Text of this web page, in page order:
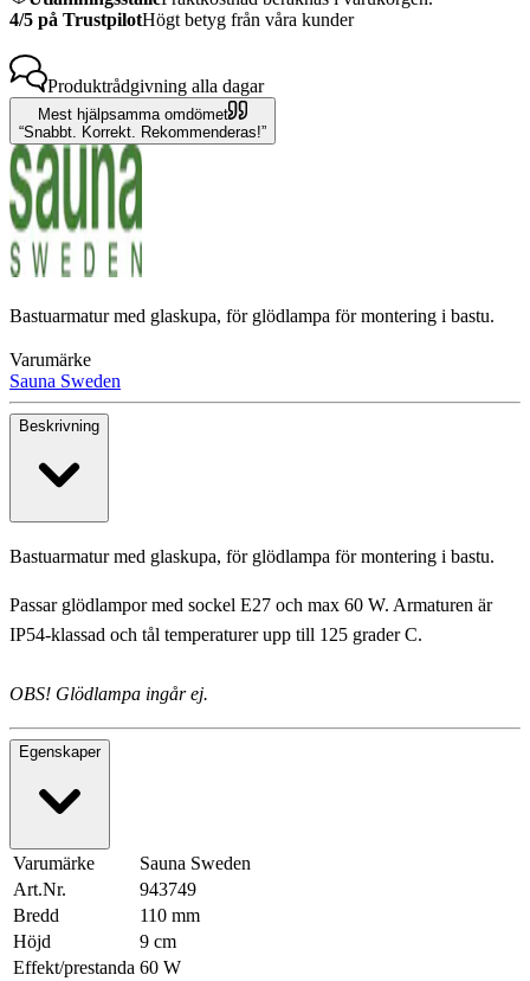
4/5 på TrustpilotHögt betyg från våra kunder
Produktrådgivning alla dagar
Mest hjälpsamma omdömet
Snabbt. Korrekt. Rekommenderas!
Bastuarmatur med glaskupa, för glödlampa för montering i bastu.
Varumärke
Sauna Sweden
Beskrivning
Bastuarmatur med glaskupa, för glödlampa för montering i bastu.
Passar glödlampor med sockel E27 och max 60 W. Armaturen är
IP54-klassad och tål temperaturer upp till 125 grader C.
OBS! Glödlampa ingår ej.
Egenskaper
Varumärke
Sauna Sweden
Art.Nr.
943749
Bredd
110 mm
Höjd
9 cm
Effekt/prestanda 60 W